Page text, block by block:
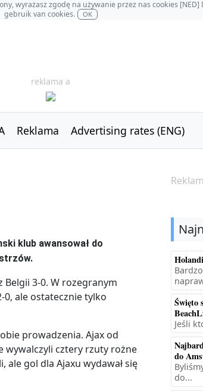
wyrażasz zgodę na używanie przez nas cookies
gebruik van cookies.
OK
reklama a
Reklama Advertising rates (ENG)
klub awansował do
Belgii 3-0. W rozegranym
ale ostatecznie tylko
prowadzenia. Ajax od
wywalczyli cztery rzuty rożne
gol dla Ajaxu wydawał się
Święto
Jeśli
do
do...